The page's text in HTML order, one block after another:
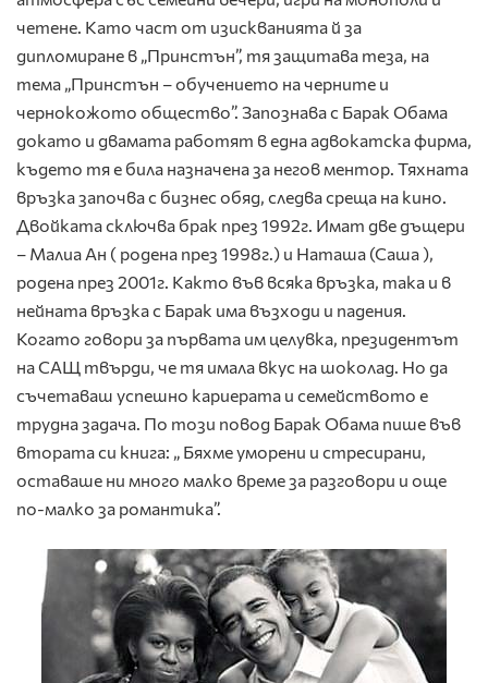
четене. Като част от изискванията й за
дипломиране в „Принстън”, тя защитава теза, на
тема „Принстън – обучението на черните и
чернокожото общество”. Запознава с Барак Обама
докато и двамата работят в една адвокатска фирма,
където тя е била назначена за негов ментор. Тяхната
връзка започва с бизнес обяд, следва среща на кино.
Двойката сключва брак през 1992г. Имат две дъщери
– Малиа Ан ( родена през 1998г.) и Наташа (Саша ),
родена през 2001г. Както във всяка връзка, така и в
нейната връзка с Барак има възходи и падения.
Когато говори за първата им целувка, президентът
на САЩ твърди, че тя имала вкус на шоколад. Но да
съчетаваш успешно кариерата и семейството е
трудна задача. По този повод Барак Обама пише във
втората си книга: „ Бяхме уморени и стресирани,
оставаше ни много малко време за разговори и още
по-малко за романтика”.